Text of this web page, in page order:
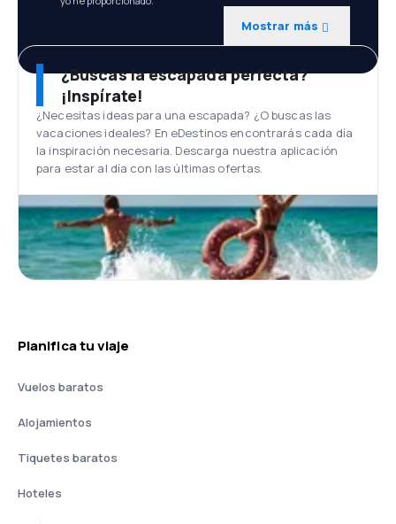
Mostrar más
¿Buscas la escapada perfecta?
¡Inspírate!
¿Necesitas ideas para una escapada? ¿O buscas las
vacaciones ideales? En eDestinos encontrarás cada día
la inspiración necesaria. Descarga nuestra aplicación
para estar al día con las últimas ofertas.
Planifica tu viaje
Vuelos baratos
Alojamientos
Tiquetes baratos
Hoteles